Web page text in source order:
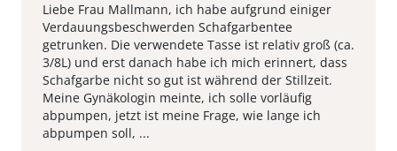
Liebe Frau Mallmann, ich habe aufgrund einiger
Verdauungsbeschwerden Schafgarbentee
getrunken. Die verwendete Tasse ist relativ groß (ca.
3/8L) und erst danach habe ich mich erinnert, dass
Schafgarbe nicht so gut ist während der Stillzeit.
Meine Gynäkologin meinte, ich solle vorläufig
abpumpen, jetzt ist meine Frage, wie lange ich
abpumpen soll, ...